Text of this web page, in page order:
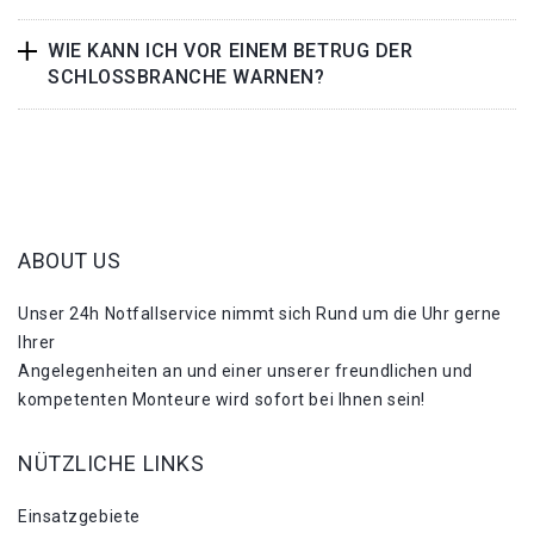
WIE KANN ICH VOR EINEM BETRUG DER
SCHLOSSBRANCHE WARNEN?
ABOUT US
Unser 24h Notfallservice nimmt sich Rund um die Uhr gerne
Ihrer
Angelegenheiten an und einer unserer freundlichen und
kompetenten Monteure wird sofort bei Ihnen sein!
NÜTZLICHE LINKS
Einsatzgebiete